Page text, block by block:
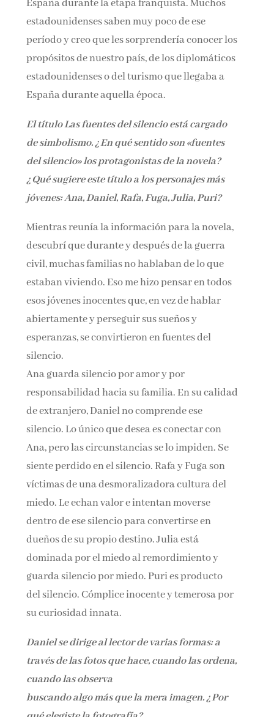
España durante la etapa franquista. Muchos
estadounidenses saben muy poco de ese
período y creo que les sorprendería conocer los
propósitos de nuestro país, de los diplomáticos
estadounidenses o del turismo que llegaba a
España durante aquella época.
El título Las fuentes del silencio está cargado
de simbolismo.¿En qué sentido son «fuentes
del silencio» los protagonistasde la novela?
¿Qué sugiere este título a los personajes más
jóvenes: Ana, Daniel, Rafa, Fuga, Julia, Puri?
Mientras reunía la información para la novela,
descubrí que durante y después de la guerra
civil, muchas familias no hablaban de lo que
estaban viviendo. Eso me hizo pensar en todos
esos jóvenes inocentes que, en vez de hablar
abiertamente y perseguir sus sueños y
esperanzas, se convirtieron en fuentes del
silencio.
Ana guarda silencio por amor y por
responsabilidad hacia su familia. En su calidad
de extranjero, Daniel no comprende ese
silencio. Lo único que desea es conectar con
Ana, pero las circunstancias se lo impiden. Se
siente perdido en el silencio. Rafa y Fuga son
víctimas de una desmoralizadora cultura del
miedo. Le echan valor e intentan moverse
dentro de ese silencio para convertirse en
dueños de su propio destino. Julia está
dominada por el miedo al remordimiento y
guarda silencio por miedo. Puri es producto
del silencio. Cómplice inocente y temerosa por
su curiosidad innata.
Daniel se dirige al lector de varias formas: a
través de las fotos que hace, cuando las ordena,
cuando las observa
buscando algo más que la mera imagen. ¿Por